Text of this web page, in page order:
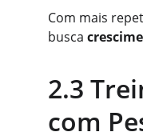
Com mais
busca
2.3
com